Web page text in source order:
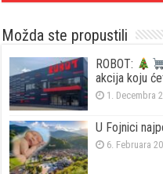
Možda ste propustili
ROBOT:
akcija koju
1. Decembra
U Fojnici
6. Februara